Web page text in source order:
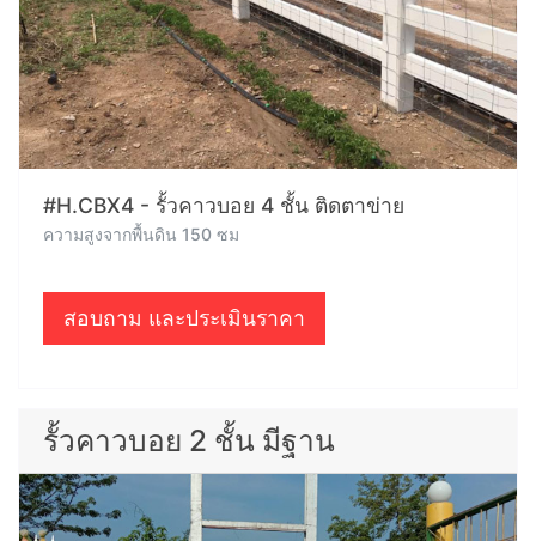
#H.CBX4 - รั้วคาวบอย 4 ชั้น ติดตาข่าย
ความสูงจากพื้นดิน 150 ซม
สอบถาม และประเมินราคา
รั้วคาวบอย 2 ชั้น มีฐาน